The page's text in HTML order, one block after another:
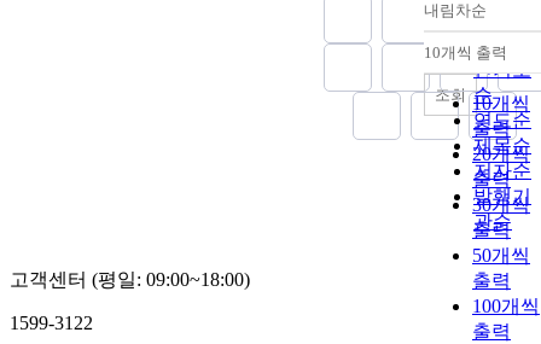
정확도
순
인기도
순
연도순
제목순
저자순
발행기
관순
내림차순
내림차
10개씩 출력
10개씩
출력
20개씩
출력
30개씩
출력
50개씩
출력
100개씩
출력
조회
고객센터 (평일: 09:00~18:00)
1599-3122